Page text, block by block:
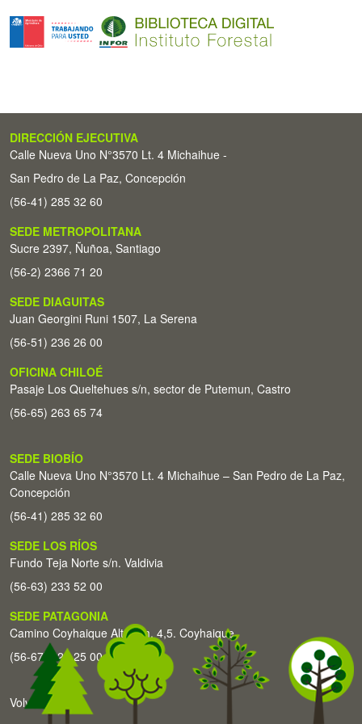
DIRECCIÓN EJECUTIVA
Calle Nueva Uno N°3570 Lt. 4 Michaihue -
San Pedro de La Paz, Concepción
(56-41) 285 32 60
SEDE METROPOLITANA
Sucre 2397, Ñuñoa, Santiago
(56-2) 2366 71 20
SEDE DIAGUITAS
Juan Georgini Runi 1507, La Serena
(56-51) 236 26 00
OFICINA CHILOÉ
Pasaje Los Queltehues s/n, sector de Putemun, Castro
(56-65) 263 65 74
SEDE BIOBÍO
Calle Nueva Uno N°3570 Lt. 4 Michaihue – San Pedro de La Paz,
Concepción
(56-41) 285 32 60
SEDE LOS RÍOS
Fundo Teja Norte s/n. Valdivia
(56-63) 233 52 00
SEDE PATAGONIA
Camino Coyhaique Alto Km. 4,5. Coyhaique
(56-67) 226 25 00
Volver arriba